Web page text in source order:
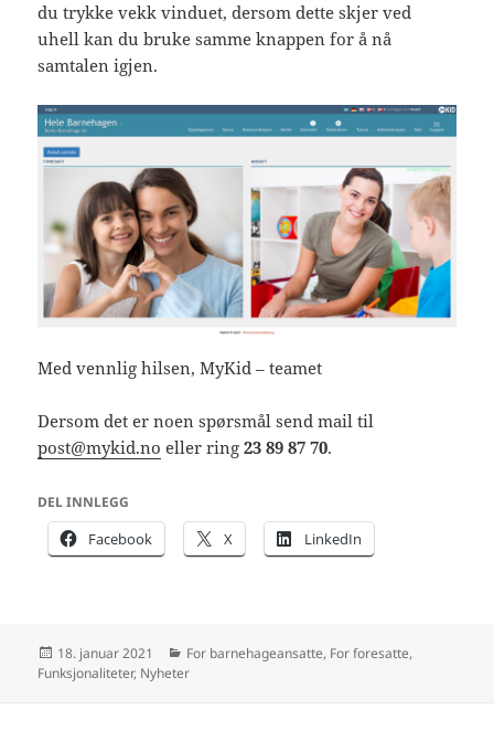
du trykke vekk vinduet, dersom dette skjer ved
uhell kan du bruke samme knappen for å nå
samtalen igjen.
Med vennlig hilsen, MyKid – teamet
Dersom det er noen spørsmål send mail til
post@mykid.no eller ring23 89 87 70.
DEL INNLEGG
Facebook X LinkedIn
Publisert
18. januar 2021 Kategorier
For barnehageansatte, For foresatte,
Funksjonaliteter, Nyheter